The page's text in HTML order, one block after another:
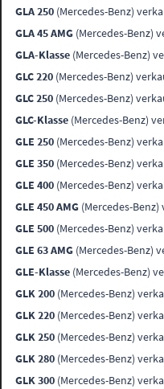
GLA 250 (Mercedes-Benz)
GLA 45 AMG (Mercedes-Benz)
GLA-Klasse (Mercedes-Benz)
GLC 220 (Mercedes-Benz)
GLC 250 (Mercedes-Benz)
GLC-Klasse (Mercedes-Benz)
GLE 250 (Mercedes-Benz)
GLE 350 (Mercedes-Benz)
GLE 400 (Mercedes-Benz)
GLE 450 AMG (Mercedes-
GLE 500 (Mercedes-Benz)
GLE 63 AMG (Mercedes-Benz)
GLE-Klasse (Mercedes-Benz)
GLK 200 (Mercedes-Benz)
GLK 220 (Mercedes-Benz)
GLK 250 (Mercedes-Benz)
GLK 280 (Mercedes-Benz)
GLK 300 (Mercedes-Benz)